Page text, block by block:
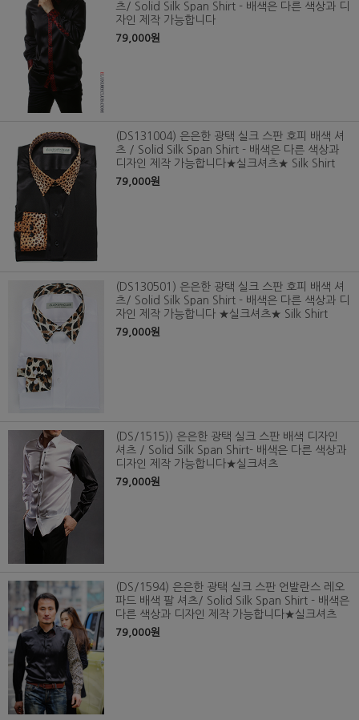
츠/ Solid Silk Span Shirt - 배색은 다른 색상과 디
자인 제작 가능합니다
79,000원
(DS131004) 은은한 광택 실크 스판 호피 배색 셔
츠 / Solid Silk Span Shirt - 배색은 다른 색상과
디자인 제작 가능합니다★실크셔츠★ Silk Shirt
79,000원
(DS130501) 은은한 광택 실크 스판 호피 배색 셔
츠/ Solid Silk Span Shirt - 배색은 다른 색상과 디
자인 제작 가능합니다 ★실크셔츠★ Silk Shirt
79,000원
(DS/1515)) 은은한 광택 실크 스판 배색 디자인
셔츠 / Solid Silk Span Shirt- 배색은 다른 색상과
디자인 제작 가능합니다★실크셔츠
79,000원
(DS/1594) 은은한 광택 실크 스판 언발란스 레오
파드 배색 팔 셔츠/ Solid Silk Span Shirt - 배색은
다른 색상과 디자인 제작 가능합니다★실크셔츠
79,000원